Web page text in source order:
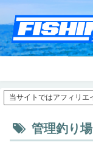
当サイトではアフィリエ
管理釣り場